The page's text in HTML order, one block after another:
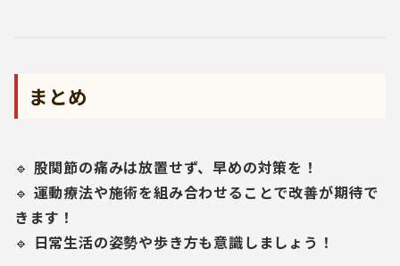
まとめ
🔹 股関節の痛みは放置せず、早めの対策を！
🔹 運動療法や施術を組み合わせることで改善が期待で
きます！
🔹 日常生活の姿勢や歩き方も意識しましょう！